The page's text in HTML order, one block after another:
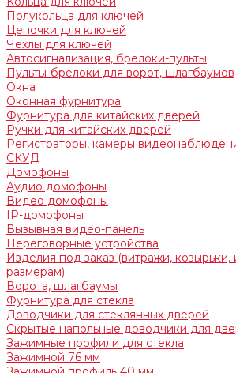
Полукольца для ключей
Цепочки для ключей
Чехлы для ключей
Автосигнализация, брелоки-пульты
Пульты-брелоки для ворот, шлагбаумов
Окна
Оконная фурнитура
Фурнитура для китайских дверей
Ручки для китайских дверей
Регистраторы, камеры
СКУД
Домофоны
Аудио домофоны
Видео домофоны
IP-домофоны
Вызывная видео-панель
Переговорные устройства
Изделия под заказ (витражи,
размерам)
Ворота, шлагбаумы
Фурнитура для стекла
Доводчики для стеклянных дверей
Скрытые напольные доводчики для
Зажимные профили для стекла
Зажимной 76 мм